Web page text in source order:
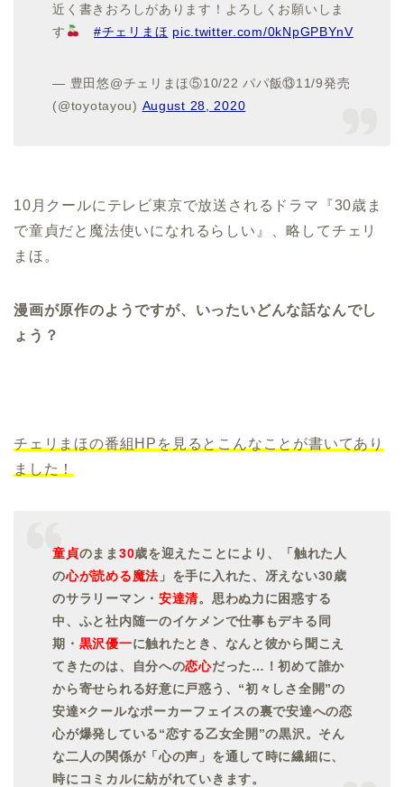
近く書きおろしがあります！よろしくお願いしま
す
#チェリまほ pic.twitter.com/0kNpGPBYnV
— 豊田悠@チェリまほ⑤10/22 パパ飯⑬11/9発売
(@toyotayou) August 28, 2020
10月クールにテレビ東京で放送されるドラマ『30歳ま
で童貞だと魔法使いになれるらしい』、略してチェリ
まほ。
漫画が原作のようですが、いったいどんな話なんでし
ょう？
チェリまほの番組HPを見るとこんなことが書いてあり
ました！
童貞のまま 30歳を迎えたことにより、「触れた人
の心が読める魔法」を手に入れた、冴えない30歳
のサラリーマン・ 安達清。思わぬ力に困惑する
中、ふと社内随一のイケメンで仕事もデキる同
期・ 黒沢優一に触れたとき、なんと彼から聞こえ
てきたのは、自分への恋心だった…！初めて誰か
から寄せられる好意に戸惑う、“初々しさ全開”の
安達×クールなポーカーフェイスの裏で安達への恋
心が爆発している“恋する乙女全開”の黒沢。そん
な二人の関係が「心の声」を通して時に繊細に、
時にコミカルに紡がれていきます。